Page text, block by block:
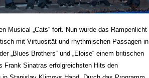
Musical „Cats“ fort. Nun wurde das Rampenlicht
mit Virtuosität und rhythmischen Passagen in
„Blues Brothers“ und „Eloise“ einem britischen
Sinatras erfolgreichsten Hits den